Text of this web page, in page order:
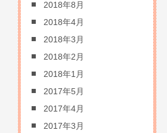
2018年8月
2018年4月
2018年3月
2018年2月
2018年1月
2017年5月
2017年4月
2017年3月